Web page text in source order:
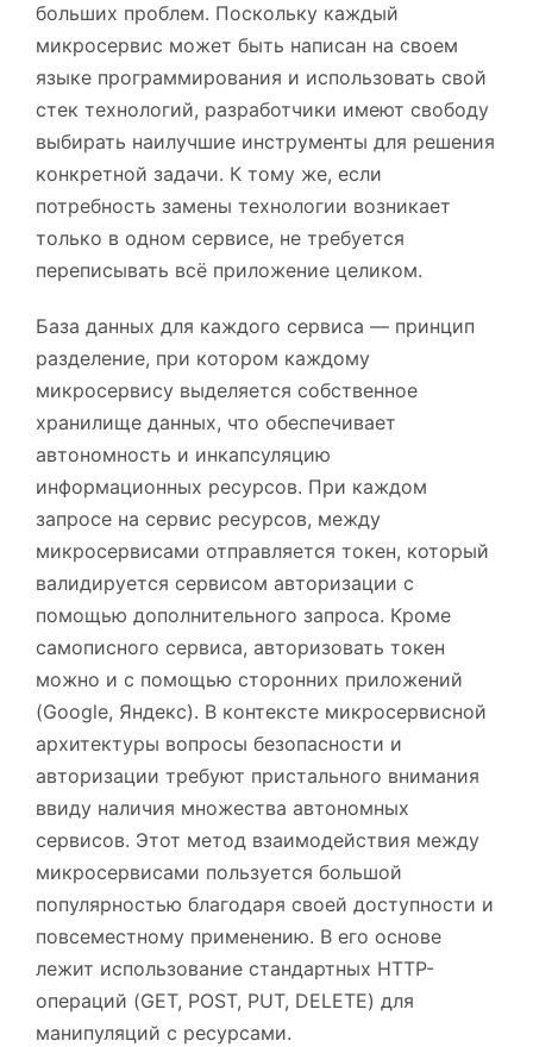
больших проблем. Поскольку каждый
микросервис может быть написан на своем
языке программирования и использовать свой
стек технологий, разработчики имеют свободу
выбирать наилучшие инструменты для решения
конкретной задачи. К тому же, если
потребность замены технологии возникает
только в одном сервисе, не требуется
переписывать всё приложение целиком.
База данных для каждого сервиса — принцип
разделение, при котором каждому
микросервису выделяется собственное
хранилище данных, что обеспечивает
автономность и инкапсуляцию
информационных ресурсов. При каждом
запросе на сервис ресурсов, между
микросервисами отправляется токен, который
валидируется сервисом авторизации с
помощью дополнительного запроса. Кроме
самописного сервиса, авторизовать токен
можно и с помощью сторонних приложений
(Google, Яндекс). В контексте микросервисной
архитектуры вопросы безопасности и
авторизации требуют пристального внимания
ввиду наличия множества автономных
сервисов. Этот метод взаимодействия между
микросервисами пользуется большой
популярностью благодаря своей доступности и
повсеместному применению. В его основе
лежит использование стандартных HTTP-
операций (GET, POST, PUT, DELETE) для
манипуляций с ресурсами.